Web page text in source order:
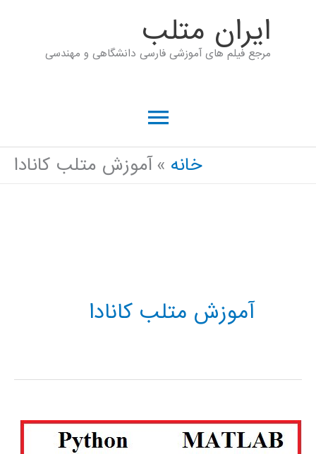
ايران متلب
مرجع فیلم های آموزشی فارسی دانشگاهی و مهندسی
فهرست
اصلیخانه آموزش متلب کانادا
آموزش متلب کانادا